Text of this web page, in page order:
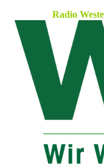
Radio